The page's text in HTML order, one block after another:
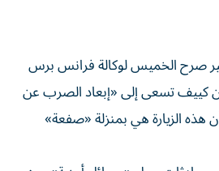
صرح الخميس لوكالة فرانس برس
كييف تسعى إلى «إبعاد الصرب عن
هذه الزيارة هي بمنزلة «صفعة»